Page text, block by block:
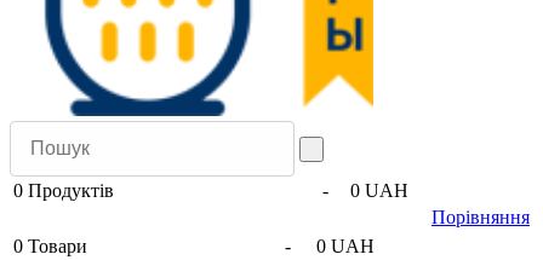
0 Продуктів -
0 UAH
Порівняння
0 Товари -
0 UAH